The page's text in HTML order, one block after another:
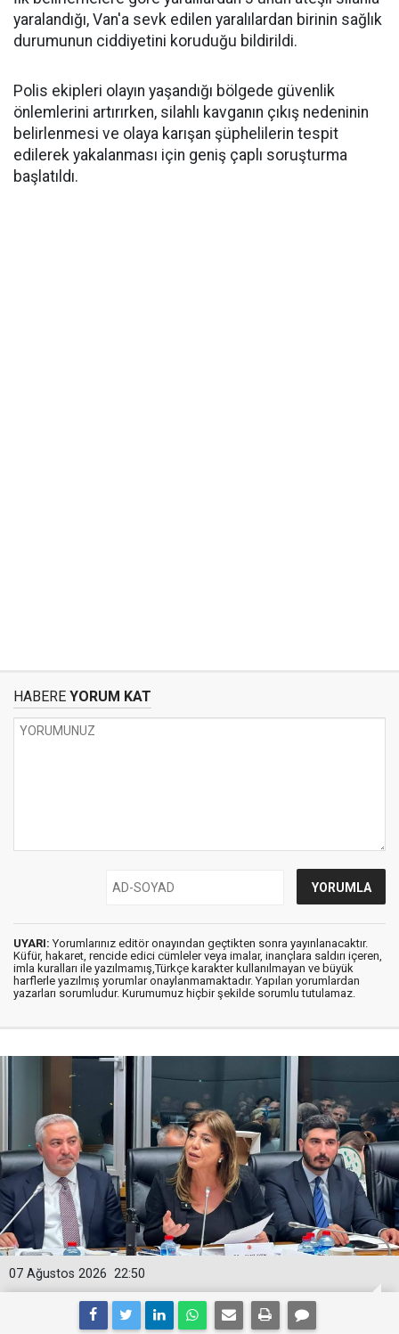
yaralandığı, Van'a sevk edilen yaralılardan birinin sağlık
durumunun ciddiyetini koruduğu bildirildi.
Polis ekipleri olayın yaşandığı bölgede güvenlik
önlemlerini artırırken, silahlı kavganın çıkış nedeninin
belirlenmesi ve olaya karışan şüphelilerin tespit
edilerek yakalanması için geniş çaplı soruşturma
başlatıldı.
HABERE YORUM KAT
UYARI: Yorumlarınız editör onayından geçtikten sonra yayınlanacaktır.
Küfür, hakaret, rencide edici cümleler veya imalar, inançlara saldırı içeren,
imla kuralları ile yazılmamış,Türkçe karakter kullanılmayan ve büyük
harflerle yazılmış yorumlar onaylanmamaktadır. Yapılan yorumlardan
yazarları sorumludur. Kurumumuz hiçbir şekilde sorumlu tutulamaz.
22:50
07 Ağustos 2026